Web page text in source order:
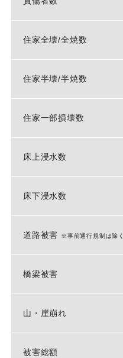
住家全壊/全焼数
住家半壊/半焼数
住家一部損壊数
床上浸水数
床下浸水数
道路被害 ※事前通行規制は除く
橋梁被害
山・崖崩れ
被害総額